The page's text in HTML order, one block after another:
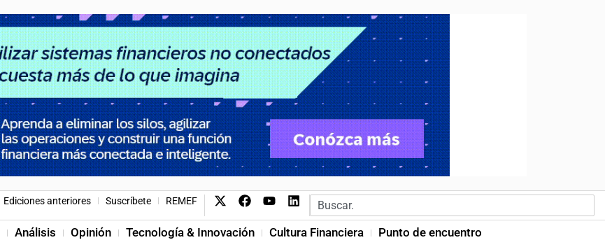
Ediciones anteriores Suscríbete REMEF
Análisis Opinión Tecnología & Innovación Cultura Financiera Punto de encuentro